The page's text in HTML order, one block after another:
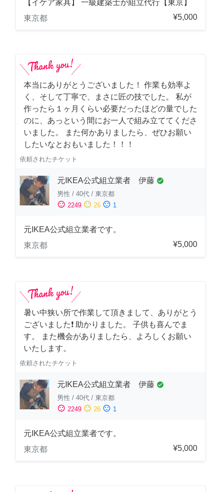
【イケア家具】 一級建築士が組立代行【東京】
東京都
¥5,000
本当にありがとうございました！ 作業も効率よ
く、そして丁寧で、まさに匠の技でした。 私が
作ったら１ヶ月くらい必要だったほどの量でした
のに、あっという間にお一人で組み立ててくださ
いました。 また何かありましたら、ぜひお願い
したいなとおもいました！！！
依頼されたチケット
元IKEA公式組立業者 伊藤 check_circle
男性 / 40代 / 東京都
sentiment_satisfied 2249 sentiment_neutral 26 sentiment_dissatisfied 1
元IKEA公式組立業者です。
東京都
¥5,000
暑い中狭い所で作業して頂きまして、ありがとう
ございました❗️ 助かりました。 子供も喜んでま
す。 また機会がありましたら、よろしくお願い
いたします。
依頼されたチケット
元IKEA公式組立業者 伊藤 check_circle
男性 / 40代 / 東京都
sentiment_satisfied 2249 sentiment_neutral 26 sentiment_dissatisfied 1
元IKEA公式組立業者です。
東京都
¥5,000